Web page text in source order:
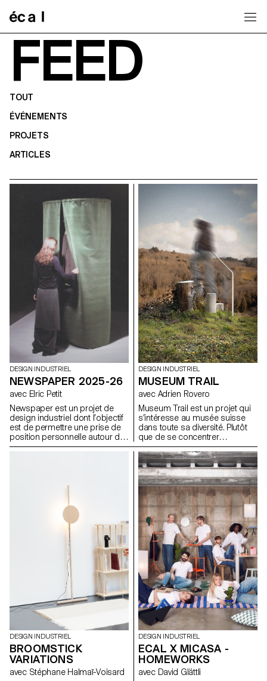
FEED
TOUT
ÉVÉNEMENTS
PROJETS
ARTICLES
DESIGN INDUSTRIEL
NEWSPAPER 2025-26
avec Elric Petit
Newspaper est un projet de
design industriel dont l’objectif
est de permettre une prise de
position personnelle autour du
sujet de son choix. Le projet
de départ conceptuel et
l’interprétation et la traduction
de ce contenu écrit, le projet
invite à développer une réflexion
de design, en questionnant les
enjeux, les formes et les
usages liés au thème abordé.
DESIGN INDUSTRIEL
MUSEUM TRAIL
avec Adrien Rovero
Museum Trail est un projet qui
s’intéresse au musée suisse
dans toute sa diversité. Plutôt
que de se concentrer
uniquement sur les grandes
institutions largement
fréquentées, le projet explore
ce que signifie aujourd’hui «
musée » dans un pays qui
compte plus de mille structures
muséales, soit l’une des plus
fortes densités au monde.
DESIGN INDUSTRIEL
BROOMSTICK
VARIATIONS
avec Stéphane Halmaï-Voisard
DESIGN INDUSTRIEL
ECAL X MICASA -
HOMEWORKS
avec David Glättli